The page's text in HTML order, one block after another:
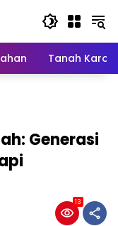
Tanah Karo
Generasi
13